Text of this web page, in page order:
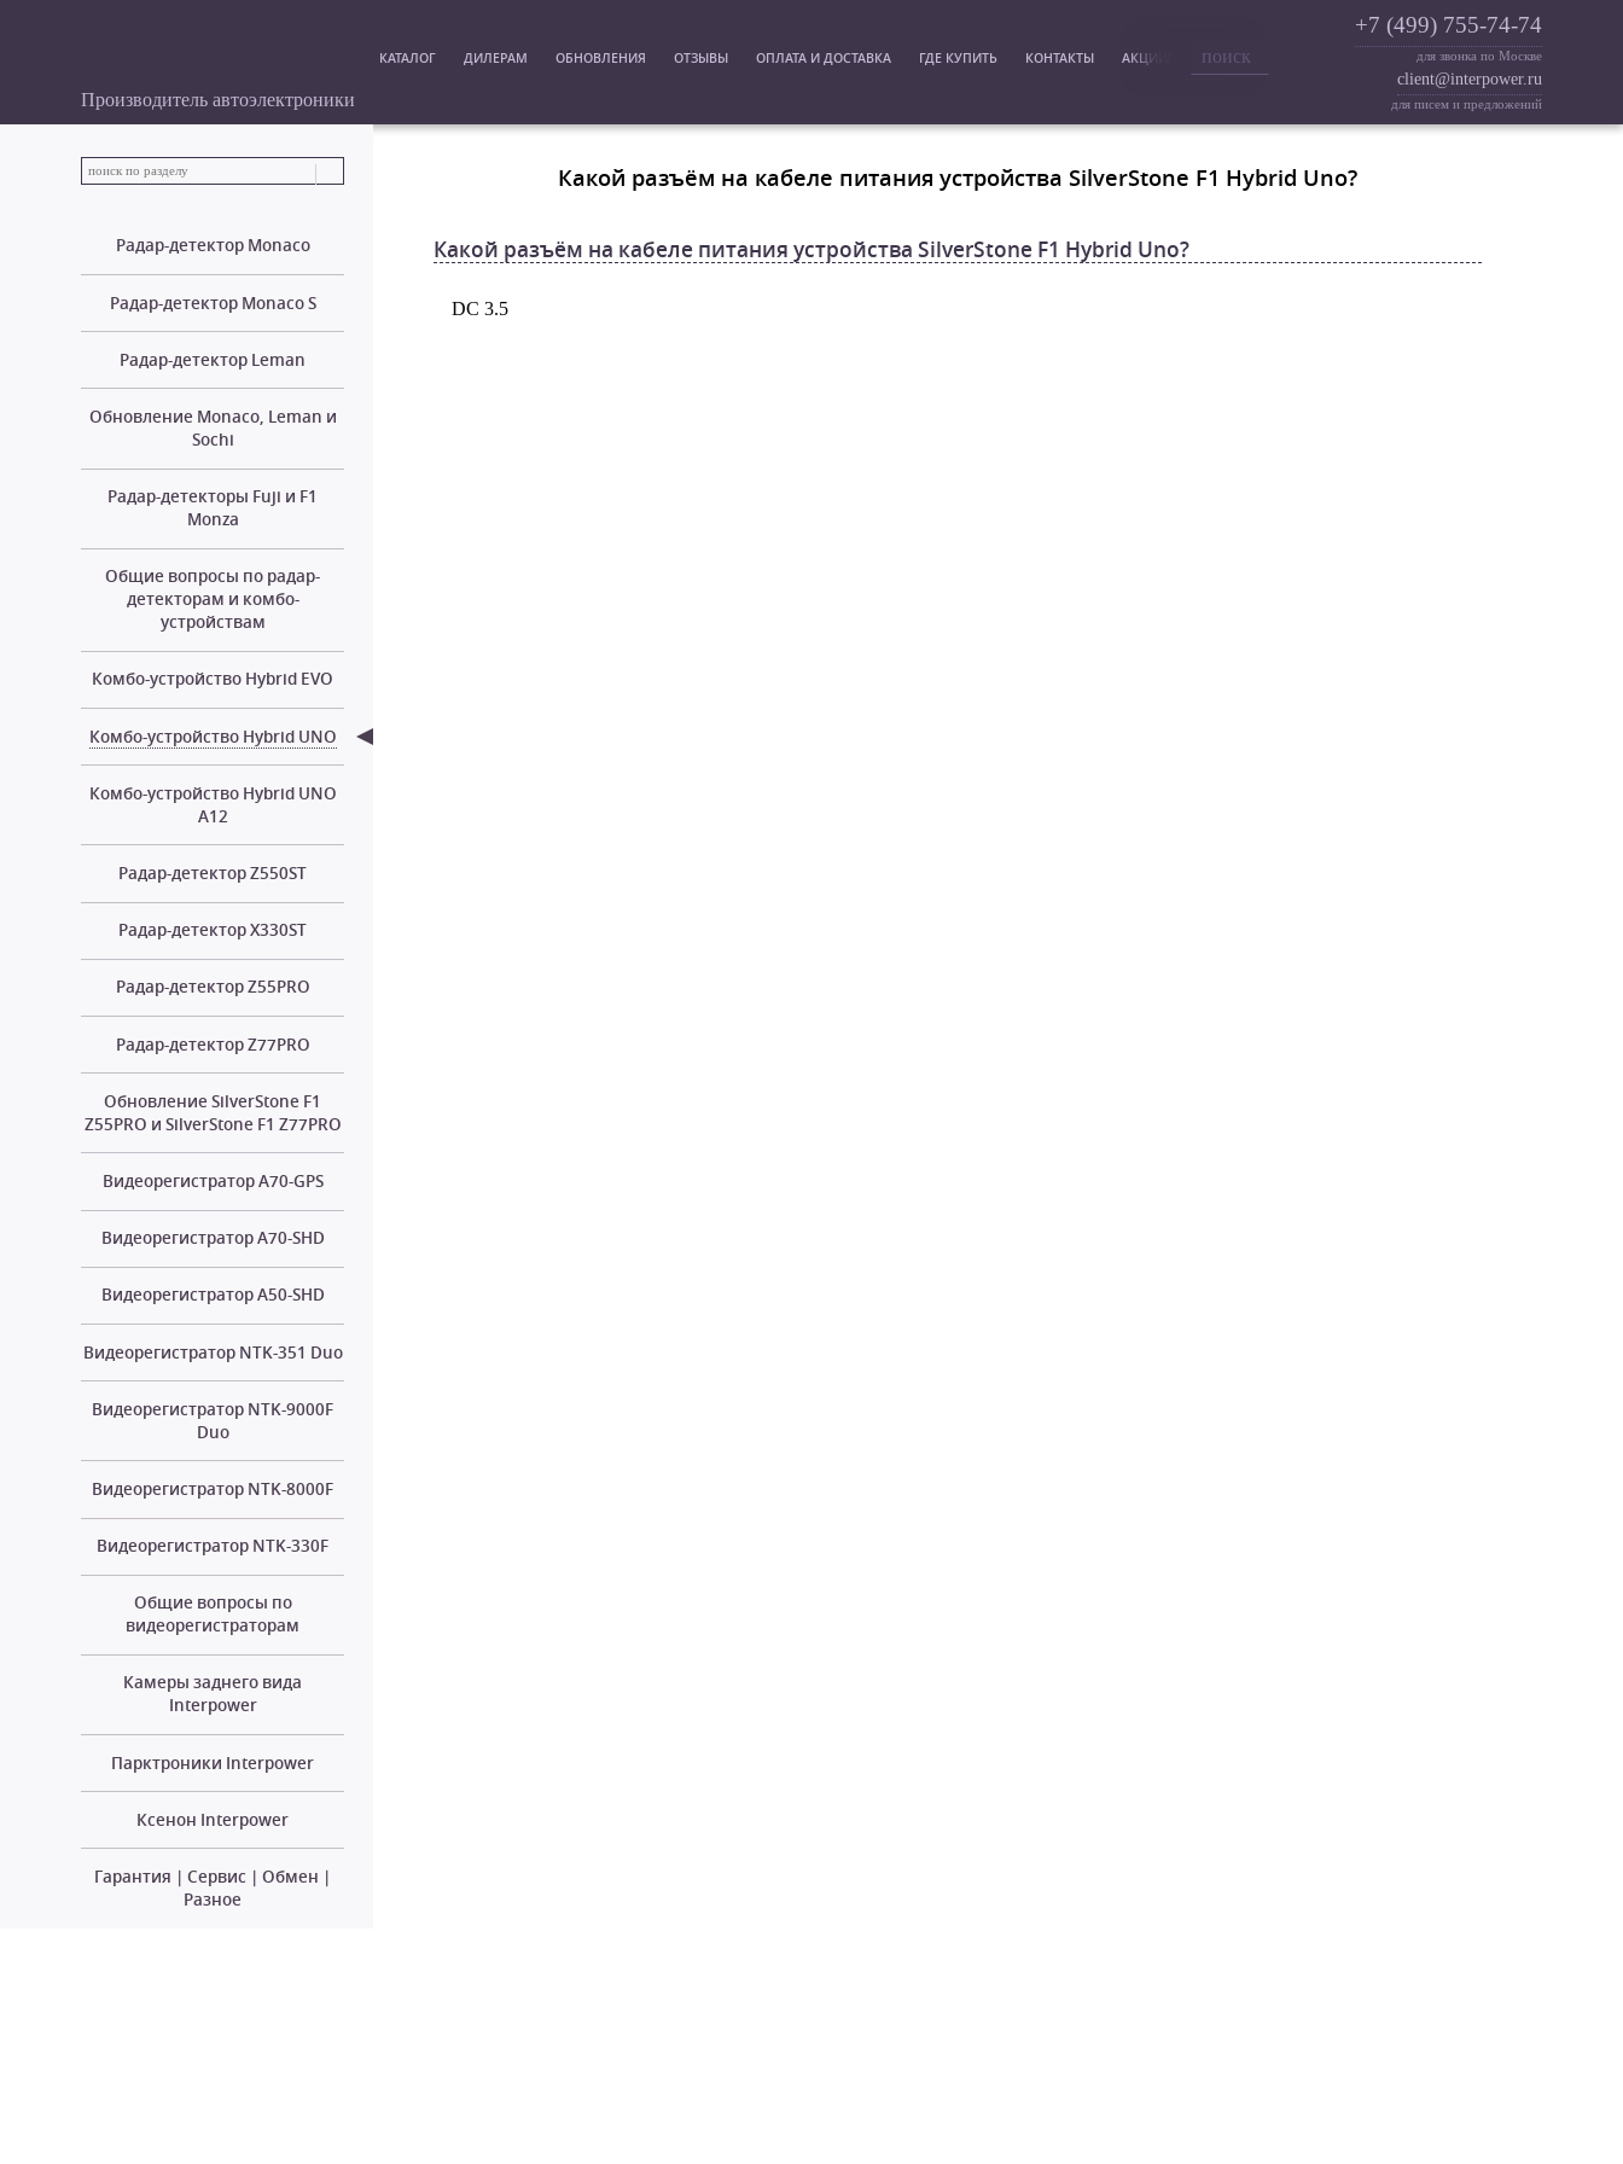
Производитель автоэлектроники
КАТАЛОГ ДИЛЕРАМ ОБНОВЛЕНИЯ ОТЗЫВЫ ОПЛАТА И ДОСТАВКА ГДЕ КУПИТЬ КОНТАКТЫ АКЦИИ!
+7 (499) 755-74-74
для звонка по Москве
client@interpower.ru
для писем и предложений
Радар-детектор Monaco
Радар-детектор Monaco S
Радар-детектор Leman
Обновление Monaco, Leman и
Sochi
Радар-детекторы Fuji и F1
Monza
Общие вопросы по радар-
детекторам и комбо-
устройствам
Комбо-устройство Hybrid EVO
Комбо-устройство Hybrid UNO
Комбо-устройство Hybrid UNO
A12
Радар-детектор Z550ST
Радар-детектор X330ST
Радар-детектор Z55PRO
Радар-детектор Z77PRO
Обновление SilverStone F1
Z55PRO и SilverStone F1 Z77PRO
Видеорегистратор A70-GPS
Видеорегистратор A70-SHD
Видеорегистратор A50-SHD
Видеорегистратор NTK-351 Duo
Видеорегистратор NTK-9000F
Duo
Видеорегистратор NTK-8000F
Видеорегистратор NTK-330F
Общие вопросы по
видеорегистраторам
Камеры заднего вида
Interpower
Парктроники Interpower
Ксенон Interpower
Гарантия | Сервис | Обмен |
Разное
Какой разъём на кабеле питания устройства SilverStone F1 Hybrid Uno?
Какой разъём на кабеле питания устройства SilverStone F1 Hybrid Uno?
DC 3.5